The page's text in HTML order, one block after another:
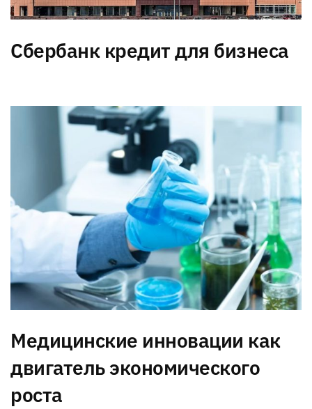
Сбербанк кредит для бизнеса
Медицинские инновации как
двигатель экономического
роста